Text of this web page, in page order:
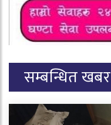
सम्बन्धित खबर